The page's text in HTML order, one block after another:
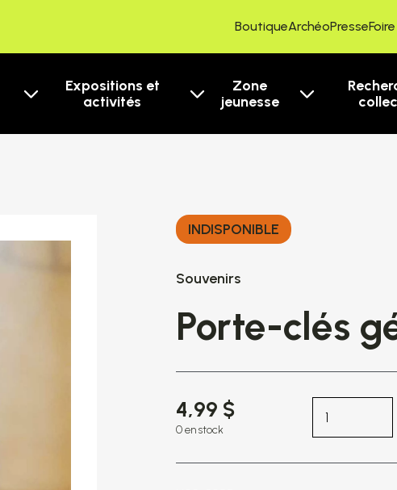
BoutiqueArchéoPresse
Expositions et
activités
Zone
jeunesse
INDISPONIBLE
Souvenirs
Porte-clés
4,99 $
0 en stock